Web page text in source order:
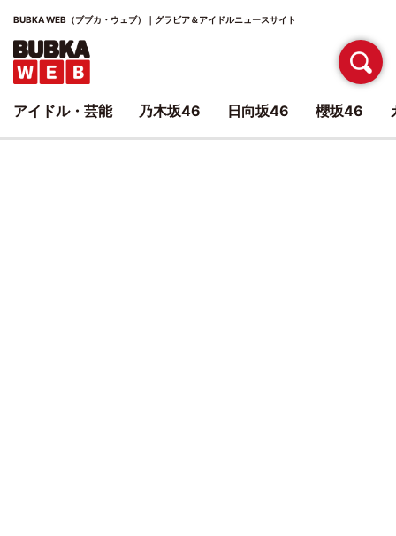
BUBKA WEB（ブブカ・ウェブ）｜グラビア＆アイドルニュースサイト
アイドル・芸能 乃木坂46 日向坂46 櫻坂46